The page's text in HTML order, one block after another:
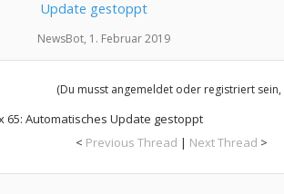
Update gestoppt
NewsBot, 1. Februar 2019
(Du musst angemeldet oder registriert
65: Automatisches Update gestoppt
< Previous Thread | Next Thread >